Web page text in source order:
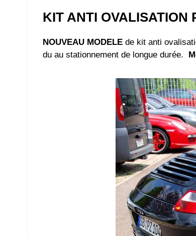
KIT ANTI OVALISATION
NOUVEAU MODELEde kit anti
du au stationnement de longue durée.